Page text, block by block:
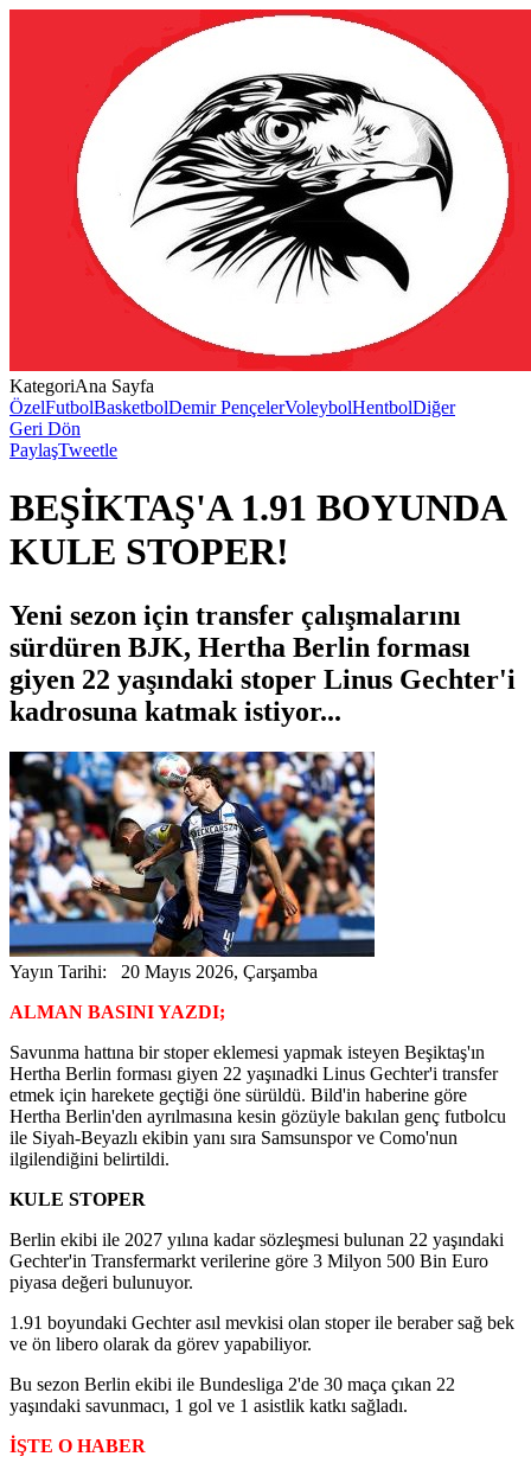
KategoriAna Sayfa
ÖzelFutbolBasketbolDemir PençelerVoleybolHentbolDiğer
Geri Dön
PaylaşTweetle
BEŞİKTAŞ'A 1.91 BOYUNDA
KULE STOPER!
Yeni sezon için transfer çalışmalarını
sürdüren BJK, Hertha Berlin forması
giyen 22 yaşındaki stoper Linus Gechter'i
kadrosuna katmak istiyor...
Yayın Tarihi: 20 Mayıs 2026, Çarşamba
ALMAN BASINI YAZDI;
Savunma hattına bir stoper eklemesi yapmak isteyen Beşiktaş'ın
Hertha Berlin forması giyen 22 yaşınadki Linus Gechter'i transfer
etmek için harekete geçtiği öne sürüldü. Bild'in haberine göre
Hertha Berlin'den ayrılmasına kesin gözüyle bakılan genç futbolcu
ile Siyah-Beyazlı ekibin yanı sıra Samsunspor ve Como'nun
ilgilendiğini belirtildi.
KULE STOPER
Berlin ekibi ile 2027 yılına kadar sözleşmesi bulunan 22 yaşındaki
Gechter'in Transfermarkt verilerine göre 3 Milyon 500 Bin Euro
piyasa değeri bulunuyor.
1.91 boyundaki Gechter asıl mevkisi olan stoper ile beraber sağ bek
ve ön libero olarak da görev yapabiliyor.
Bu sezon Berlin ekibi ile Bundesliga 2'de 30 maça çıkan 22
yaşındaki savunmacı, 1 gol ve 1 asistlik katkı sağladı.
İŞTE O HABER